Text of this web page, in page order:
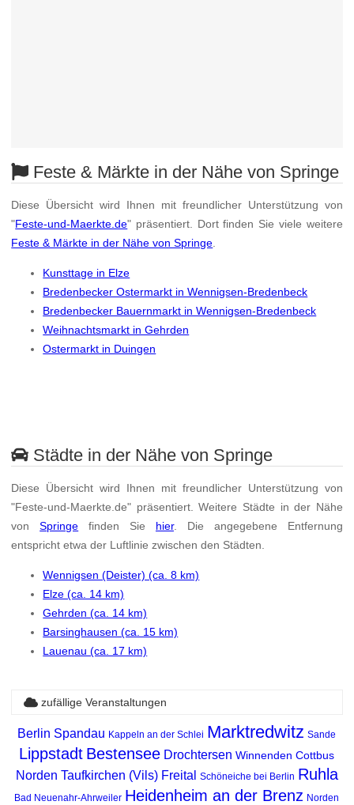
Feste & Märkte in der Nähe von Springe
Diese Übersicht wird Ihnen mit freundlicher Unterstützung von
"Feste-und-Maerkte.de" präsentiert. Dort finden Sie viele weitere
Feste & Märkte in der Nähe von Springe
Kunsttage in Elze
Bredenbecker Ostermarkt in Wennigsen-Bredenbeck
Bredenbecker Bauernmarkt in Wennigsen-Bredenbeck
Weihnachtsmarkt in Gehrden
Ostermarkt in Duingen
Städte in der Nähe von Springe
Diese Übersicht wird Ihnen mit freundlicher Unterstützung von
"Feste-und-Maerkte.de" präsentiert. Weitere Städte in der Nähe
vonSpringe finden Sie hier. Die angegebene Entfernung
entspricht etwa der Luftlinie zwischen den Städten.
Wennigsen (Deister) (ca. 8 km)
Elze (ca. 14 km)
Gehrden (ca. 14 km)
Barsinghausen (ca. 15 km)
Lauenau (ca. 17 km)
zufällige Veranstaltungen
Berlin Spandau Kappeln an der Schlei Marktredwitz Sande
Lippstadt Bestensee Drochtersen Winnenden Cottbus
Norden Taufkirchen (Vils) Freital Schöneiche bei Berlin Ruhla
Bad Neuenahr-Ahrweiler Heidenheim an der Brenz Norden